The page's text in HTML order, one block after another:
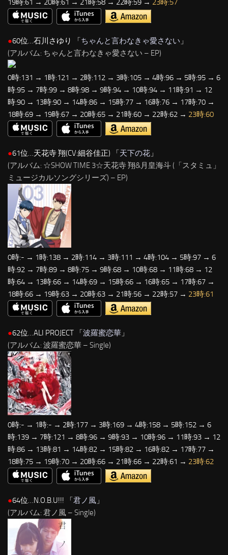
19時:61 → 20時:61 → 21時:58 → 22時:59 → 23時:57
●60位…石川さゆり 「ちゃんと言わなきゃ愛さない 」
(アルバム: ちゃんと言わなきゃ愛さない – EP)
0時:131 → 1時:121 → 2時:112 → 3時:105 → 4時:96 → 5時:95 → 6
時:95 → 7時:99 → 8時:98 → 9時:94 → 10時:94 → 11時:91 → 12
時:90 → 13時:90 → 14時:86 → 15時:77 → 16時:76 → 17時:70 →
18時:69 → 19時:67 → 20時:65 → 21時:60 → 22時:62 → 23時:60
●61位…天花寺 翔(CV:細谷佳正) 「 天下の花 」
(アルバム: ☆SHOW TIME 3☆天花寺 翔&月皇海斗 (「スタミュ」
ミュージカルソングシリーズ) – EP)
0時:- → 1時:138 → 2時:114 → 3時:111 → 4時:104 → 5時:97 → 6
時:92 → 7時:89 → 8時:75 → 9時:68 → 10時:68 → 11時:68 → 12
時:64 → 13時:66 → 14時:69 → 15時:66 → 16時:65 → 17時:67 →
18時:66 → 19時:63 → 20時:63 → 21時:56 → 22時:57 → 23時:61
●62位…ALI PROJECT 「波羅蜜恋華 」
(アルバム: 波羅蜜恋華 – Single)
0時:- → 1時:- → 2時:177 → 3時:169 → 4時:158 → 5時:152 → 6
時:139 → 7時:121 → 8時:96 → 9時:93 → 10時:96 → 11時:93 → 12
時:86 → 13時:81 → 14時:82 → 15時:82 → 16時:82 → 17時:77 →
18時:75 → 19時:70 → 20時:66 → 21時:66 → 22時:61 → 23時:62
●64位…N.O.B.U!!! 「君ノ風 」
(アルバム: 君ノ風 – Single)